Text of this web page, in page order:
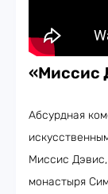
«Миссис
Абсурдная
Миссис
монастыря